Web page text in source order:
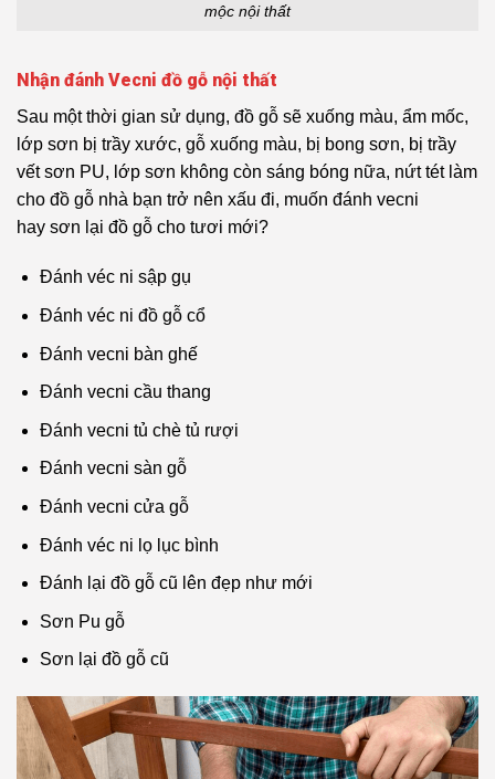
mộc nội thất
Nhận đánh Vecni đồ gỗ nội thất
Sau một thời gian sử dụng, đồ gỗ sẽ xuống màu, ẩm mốc,
lớp sơn bị trầy xước, gỗ xuống màu, bị bong sơn, bị trầy
vết sơn PU, lớp sơn không còn sáng bóng nữa, nứt tét làm
cho đồ gỗ nhà bạn trở nên xấu đi, muốn đánh vecni
hay sơn lại đồ gỗ cho tươi mới?
Đánh véc ni sập gụ
Đánh véc ni đồ gỗ cổ
Đánh vecni bàn ghế
Đánh vecni cầu thang
Đánh vecni tủ chè tủ rượi
Đánh vecni sàn gỗ
Đánh vecni cửa gỗ
Đánh véc ni lọ lục bình
Đánh lại đồ gỗ cũ lên đẹp như mới
Sơn Pu gỗ
Sơn lại đồ gỗ cũ